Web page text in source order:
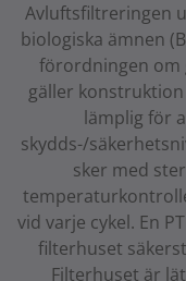
Avluftsfiltreringen
biologiska ämnen
förordningen om
gäller
lämplig för
skydds-/
sker med
vid varje cykel. En
filterhuset
Filterhuset är